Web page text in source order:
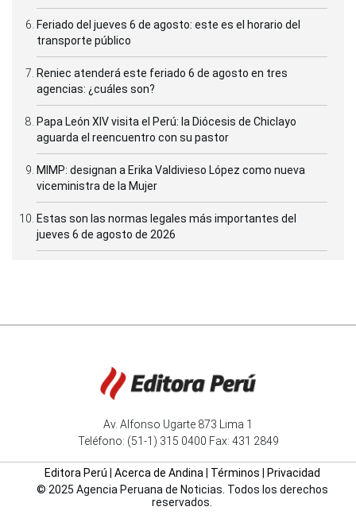
Feriado del jueves 6 de agosto: este es el horario del
transporte público
Reniec atenderá este feriado 6 de agosto en tres
agencias: ¿cuáles son?
Papa León XIV visita el Perú: la Diócesis de Chiclayo
aguarda el reencuentro con su pastor
MIMP: designan a Erika Valdivieso López como nueva
viceministra de la Mujer
Estas son las normas legales más importantes del
jueves 6 de agosto de 2026
Av. Alfonso Ugarte 873 Lima 1
Teléfono: (51-1) 315 0400 Fax: 431 2849
Editora Perú Acerca de Andina Términos
Privacidad
© 2025 Agencia Peruana de Noticias. Todos los derechos
reservados.